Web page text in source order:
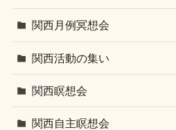
関西月例冥想会
関西活動の集い
関西瞑想会
関西自主瞑想会